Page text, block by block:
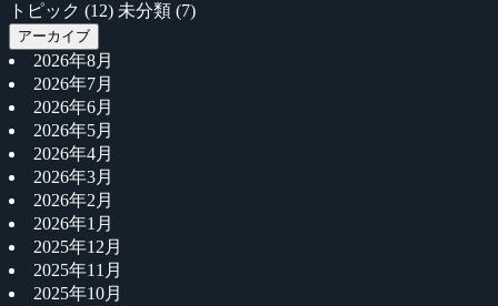
トピック (12) 未分類 (7)
アーカイブ
2026年8月
2026年7月
2026年6月
2026年5月
2026年4月
2026年3月
2026年2月
2026年1月
2025年12月
2025年11月
2025年10月